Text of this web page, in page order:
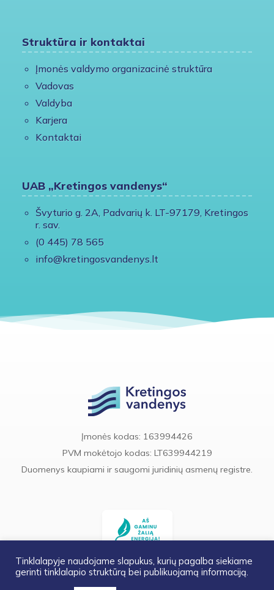
Struktūra ir kontaktai
Įmonės valdymo organizacinė struktūra
Vadovas
Valdyba
Karjera
Kontaktai
UAB „Kretingos vandenys“
Švyturio g. 2A, Padvarių k. LT-97179, Kretingos
r. sav.
(0 445) 78 565
info@kretingosvandenys.lt
Įmonės kodas: 163994426
PVM mokėtojo kodas: LT639944219
Duomenys kaupiami ir saugomi juridinių asmenų registre.
Tinklalapyje naudojame slapukus, kurių pagalba siekiame
gerinti tinklalapio struktūrą bei publikuojamą informaciją.